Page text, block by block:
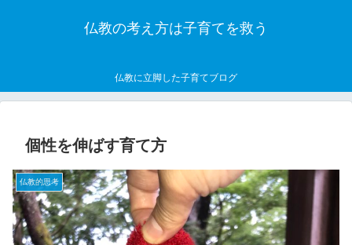
仏教の考え方は子育てを救う
仏教に立脚した子育てブログ
個性を伸ばす育て方
仏教的思考